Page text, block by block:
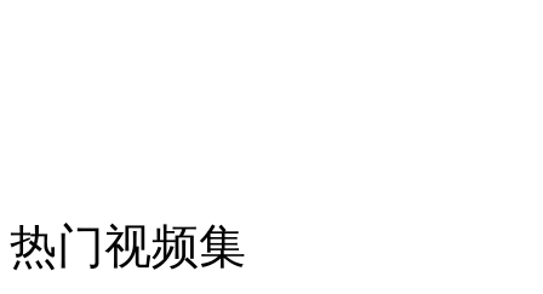
热门视频集